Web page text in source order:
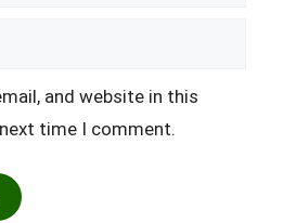
and website in this
time I comment.